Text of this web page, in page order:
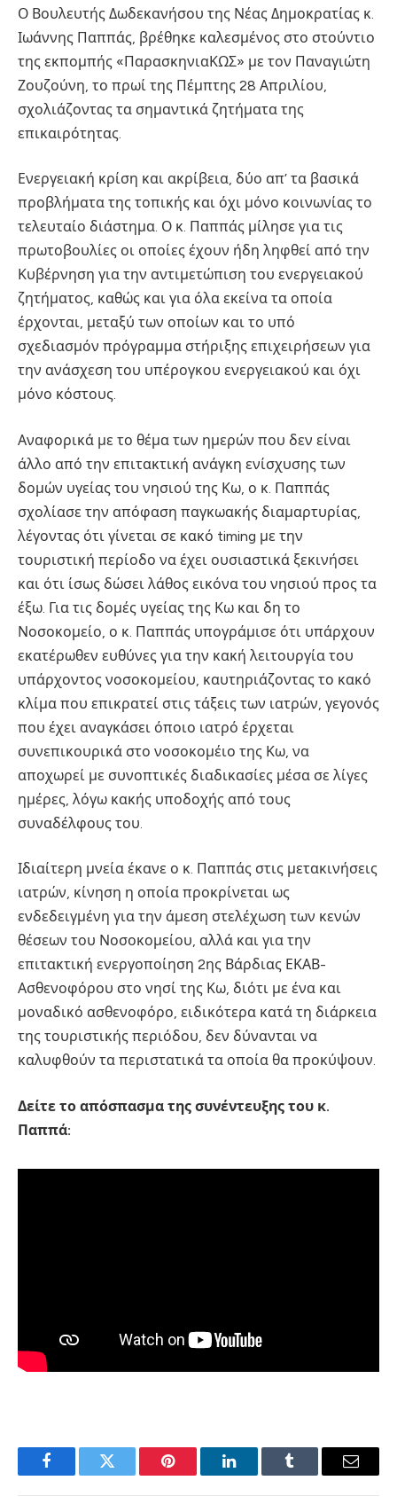
Ο Βουλευτής Δωδεκανήσου της Νέας Δημοκρατίας κ.
Ιωάννης Παππάς, βρέθηκε καλεσμένος στο στούντιο
της εκπομπής «ΠαρασκηνιαΚΩΣ» με τον Παναγιώτη
Ζουζούνη, το πρωί της Πέμπτης 28 Απριλίου,
σχολιάζοντας τα σημαντικά ζητήματα της
επικαιρότητας.
Ενεργειακή κρίση και ακρίβεια, δύο απ’ τα βασικά
προβλήματα της τοπικής και όχι μόνο κοινωνίας το
τελευταίο διάστημα. Ο κ. Παππάς μίλησε για τις
πρωτοβουλίες οι οποίες έχουν ήδη ληφθεί από την
Κυβέρνηση για την αντιμετώπιση του ενεργειακού
ζητήματος, καθώς και για όλα εκείνα τα οποία
έρχονται, μεταξύ των οποίων και το υπό
σχεδιασμόν πρόγραμμα στήριξης επιχειρήσεων για
την ανάσχεση του υπέρογκου ενεργειακού και όχι
μόνο κόστους.
Αναφορικά με το θέμα των ημερών που δεν είναι
άλλο από την επιτακτική ανάγκη ενίσχυσης των
δομών υγείας του νησιού της Κω, ο κ. Παππάς
σχολίασε την απόφαση παγκωακής διαμαρτυρίας,
λέγοντας ότι γίνεται σε κακό timing με την
τουριστική περίοδο να έχει ουσιαστικά ξεκινήσει
και ότι ίσως δώσει λάθος εικόνα του νησιού προς τα
έξω. Για τις δομές υγείας της Κω και δη το
Νοσοκομείο, ο κ. Παππάς υπογράμισε ότι υπάρχουν
εκατέρωθεν ευθύνες για την κακή λειτουργία του
υπάρχοντος νοσοκομείου, καυτηριάζοντας το κακό
κλίμα που επικρατεί στις τάξεις των ιατρών, γεγονός
που έχει αναγκάσει όποιο ιατρό έρχεται
συνεπικουρικά στο νοσοκομέιο της Κω, να
αποχωρεί με συνοπτικές διαδικασίες μέσα σε λίγες
ημέρες, λόγω κακής υποδοχής από τους
συναδέλφους του.
Ιδιαίτερη μνεία έκανε ο κ. Παππάς στις μετακινήσεις
ιατρών, κίνηση η οποία προκρίνεται ως
ενδεδειγμένη για την άμεση στελέχωση των κενών
θέσεων του Νοσοκομείου, αλλά και για την
επιτακτική ενεργοποίηση 2ης Βάρδιας ΕΚΑΒ-
Ασθενοφόρου στο νησί της Κω, διότι με ένα και
μοναδικό ασθενοφόρο, ειδικότερα κατά τη διάρκεια
της τουριστικής περιόδου, δεν δύνανται να
καλυφθούν τα περιστατικά τα οποία θα προκύψουν.
Δείτε το απόσπασμα της συνέντευξης του κ.
Παππά:
FacebookTwitter Pinterest LinkedInTumblr Email